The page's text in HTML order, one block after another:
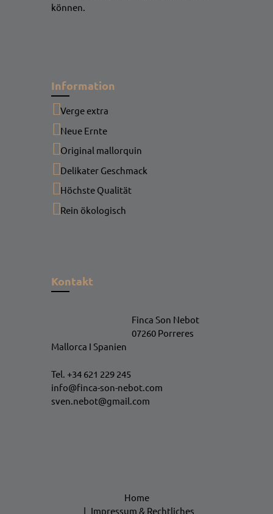
können.
Information
Verge extra
Neue Ernte
Original mallorquin
Delikater Geschmack
Höchste Qualität
Rein ökologisch
Kontakt
Finca Son Nebot
07260 Porreres
Mallorca I Spanien
Tel. +34 621 229 245
info@finca-son-nebot.com
sven.nebot@gmail.com
Home
Impressum & Rechtliches